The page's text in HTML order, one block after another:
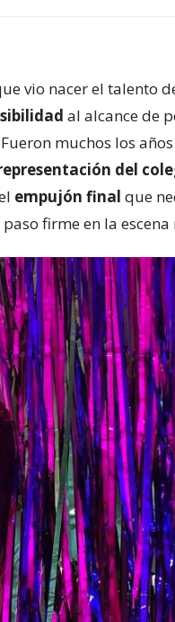
vio nacer el talento
al alcance de
muchos los
del
empujón final que
firme en la